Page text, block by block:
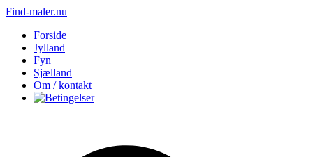
Find-maler.nu
Forside
Jylland
Fyn
Sjælland
Om / kontakt